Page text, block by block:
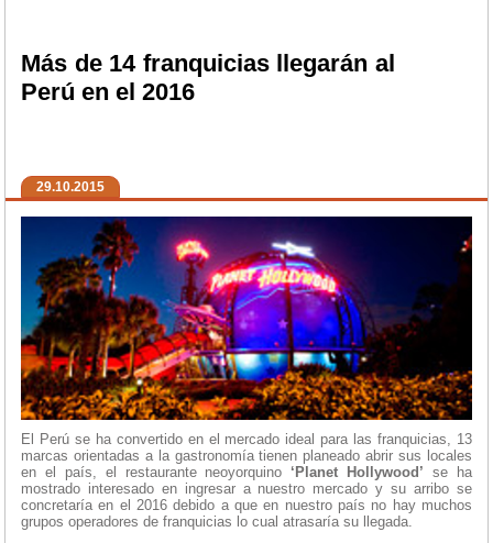
Más de 14 franquicias llegarán al
Perú en el 2016
29.10.2015
El Perú se ha convertido en el mercado ideal para las franquicias, 13
marcas orientadas a la gastronomía tienen planeado abrir sus locales
en el país, el restaurante neoyorquino ‘Planet Hollywood’se ha
mostrado interesado en ingresar a nuestro mercado y su arribo se
concretaría en el 2016 debido a que en nuestro país no hay muchos
grupos operadores de franquicias lo cual atrasaría su llegada.